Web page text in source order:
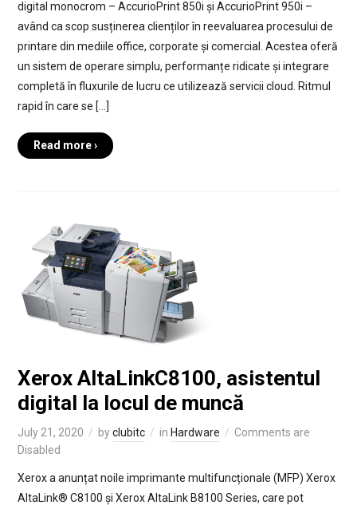
digital monocrom – AccurioPrint 850i și AccurioPrint 950i –
având ca scop susținerea clienților în reevaluarea procesului de
printare din mediile office, corporate și comercial. Acestea oferă
un sistem de operare simplu, performanțe ridicate și integrare
completă în fluxurile de lucru ce utilizează servicii cloud. Ritmul
rapid în care se […]
Read more ›
Xerox AltaLinkC8100, asistentul
digital la locul de muncă
July 21, 2020 byclubitc in Hardware
Comments are
Disabled
Xerox a anunțat noile imprimante multifuncționale (MFP) Xerox
AltaLink® C8100 și Xerox AltaLink B8100 Series, care pot